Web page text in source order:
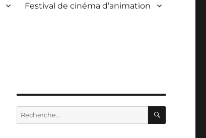
Festival de cinéma d’animation
Recherche
pour :